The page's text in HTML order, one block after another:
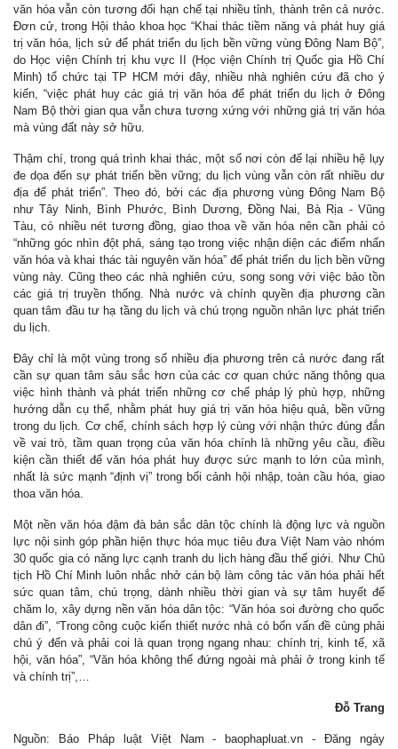
văn hóa vẫn còn tương đối hạn chế tại nhiều tỉnh, thành trên cả nước.
Đơn cử, trong Hội thảo khoa học “Khai thác tiềm năng và phát huy giá
trị văn hóa, lịch sử để phát triển du lịch bền vững vùng Đông Nam Bộ”,
do Học viện Chính trị khu vực II (Học viện Chính trị Quốc gia Hồ Chí
Minh) tổ chức tại TP HCM mới đây, nhiều nhà nghiên cứu đã cho ý
kiến, “việc phát huy các giá trị văn hóa để phát triển du lịch ở Đông
Nam Bộ thời gian qua vẫn chưa tương xứng với những giá trị văn hóa
mà vùng đất này sở hữu.
Thậm chí, trong quá trình khai thác, một số nơi còn để lại nhiều hệ lụy
đe dọa đến sự phát triển bền vững; du lịch vùng vẫn còn rất nhiều dư
địa để phát triển”. Theo đó, bởi các địa phương vùng Đông Nam Bộ
như Tây Ninh, Bình Phước, Bình Dương, Đồng Nai, Bà Rịa - Vũng
Tàu, có nhiều nét tương đồng, giao thoa về văn hóa nên cần phải có
“những góc nhìn đột phá, sáng tạo trong việc nhận diện các điểm nhấn
văn hóa và khai thác tài nguyên văn hóa” để phát triển du lịch bền vững
vùng này. Cũng theo các nhà nghiên cứu, song song với việc bảo tồn
các giá trị truyền thống. Nhà nước và chính quyền địa phương cần
quan tâm đầu tư hạ tầng du lịch và chú trọng nguồn nhân lực phát triển
du lịch.
Đây chỉ là một vùng trong số nhiều địa phương trên cả nước đang rất
cần sự quan tâm sâu sắc hơn của các cơ quan chức năng thông qua
việc hình thành và phát triển những cơ chế pháp lý phù hợp, những
hướng dẫn cụ thể, nhằm phát huy giá trị văn hóa hiệu quả, bền vững
trong du lịch. Cơ chế, chính sách hợp lý cùng với nhận thức đúng đắn
về vai trò, tầm quan trọng của văn hóa chính là những yêu cầu, điều
kiện cần thiết để văn hóa phát huy được sức mạnh to lớn của mình,
nhất là sức mạnh “định vị” trong bối cảnh hội nhập, toàn cầu hóa, giao
thoa văn hóa.
Một nền văn hóa đậm đà bản sắc dân tộc chính là động lực và nguồn
lực nội sinh góp phần hiện thực hóa mục tiêu đưa Việt Nam vào nhóm
30 quốc gia có năng lực cạnh tranh du lịch hàng đầu thế giới. Như Chủ
tịch Hồ Chí Minh luôn nhắc nhở cán bộ làm công tác văn hóa phải hết
sức quan tâm, chú trọng, dành nhiều thời gian và sự tâm huyết để
chăm lo, xây dựng nền văn hóa dân tộc: “Văn hóa soi đường cho quốc
dân đi”, “Trong công cuộc kiến thiết nước nhà có bốn vấn đề cùng phải
chú ý đến và phải coi là quan trọng ngang nhau: chính trị, kinh tế, xã
hội, văn hóa”, “Văn hóa không thể đứng ngoài mà phải ở trong kinh tế
và chính trị”,…
Đỗ Trang
Nguồn: Báo Pháp luật Việt Nam - baophapluat.vn - Đăng ngày